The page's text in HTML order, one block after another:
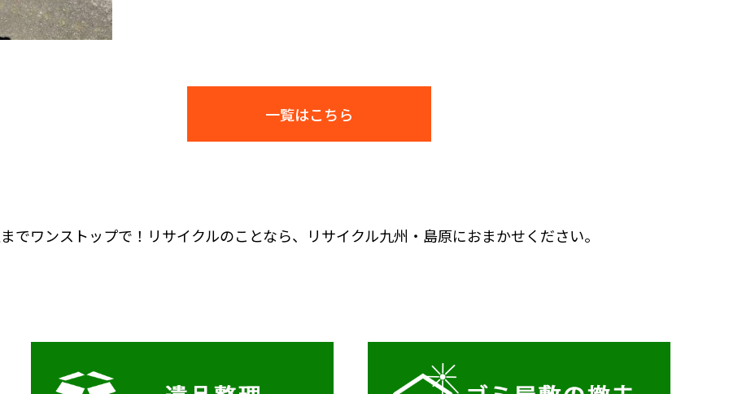
⼀覧はこちら
でワンストップで！リサイクルのことなら、リサイクル九州・島原におまかせください。